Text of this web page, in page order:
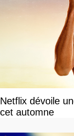
Netflix dévoile
cet automne